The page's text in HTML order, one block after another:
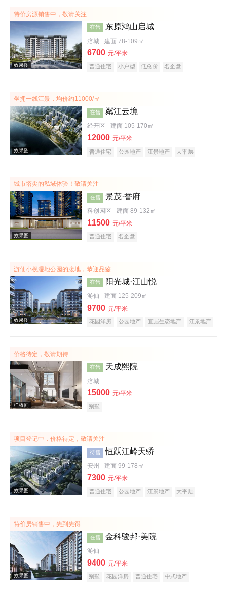
特价房源销售中，敬请关注
效果图
在售 东原鸿山启城
涪城 建面 78-109㎡
6700 元/平米
普通住宅 小户型 低总价 名企盘
坐拥一线江景，均价约11000/㎡
效果图
在售 粼江云境
经开区 建面 105-170㎡
12000 元/平米
普通住宅 公园地产 江景地产 大平层
城市塔尖的私域体验！敬请关注
效果图
在售 景茂·誉府
科创园区 建面 89-132㎡
11500 元/平米
普通住宅 名企盘
游仙小枧湿地公园的腹地，恭迎品鉴
效果图
在售 阳光城·江山悦
游仙 建面 125-209㎡
9700 元/平米
花园洋房 公园地产 宜居生态地产
江景地产
价格待定，敬请期待
在售 天成熙院
涪城
15000 元/平米
别墅
项目登记中，价格待定，敬请关注
待售 恒跃江岭天骄
安州 建面 99-178㎡
7300 元/平米
普通住宅 公园地产 江景地产 大平层
特价房销售中，先到先得
在售 金科骏邦·美院
游仙
9400 元/平米
别墅 花园洋房 普通住宅
中式地产